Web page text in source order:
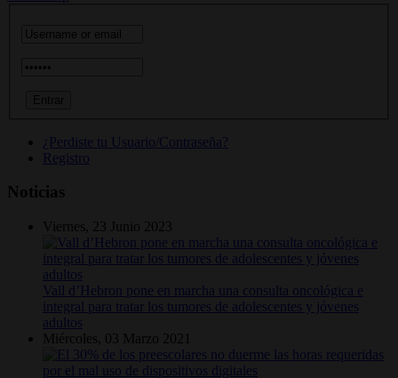
¿Perdiste tu Usuario/Contraseña?
Registro
Noticias
Viernes, 23 Junio 2023
Vall d’Hebron pone en marcha una consulta oncológica e
integral para tratar los tumores de adolescentes y jóvenes
adultos
Miércoles, 03 Marzo 2021